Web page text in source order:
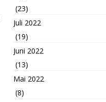
(23)
Juli 2022
(19)
Juni 2022
(13)
Mai 2022
(8)